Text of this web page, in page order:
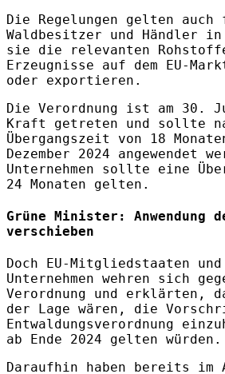
Die Regelungen gelten
Waldbesitzer und Händler
sie die relevanten
Erzeugnisse auf dem EU-
oder exportieren.
Die Verordnung ist am 30.
Kraft getreten und sollte
Übergangszeit von 18
Dezember 2024 angewendet
Unternehmen sollte eine
24 Monaten gelten.
Grüne Minister: Anwendung
verschieben
Doch EU-Mitgliedstaaten
Unternehmen wehren sich
Verordnung und erklärten,
der Lage wären, die
Entwaldungsverordnung
ab Ende 2024 gelten würden.
Daraufhin haben bereits im